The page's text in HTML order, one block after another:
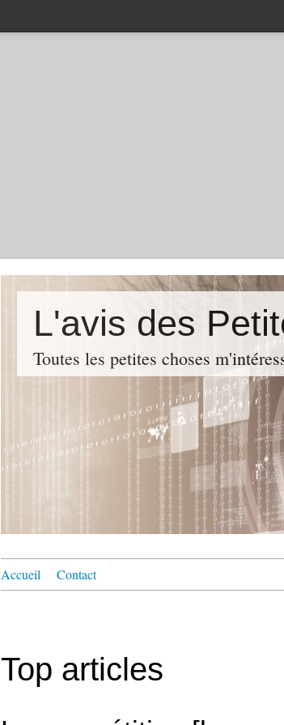
L'avis des
Toutes les petites choses
Accueil Contact
Top articles